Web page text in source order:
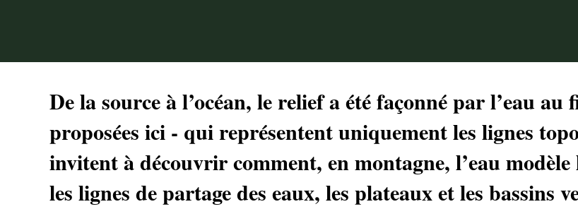
De la source à l’océan, le relief a été façonné par l’eau au
proposées ici - qui représentent uniquement les lignes
invitent à découvrir comment, en montagne, l’eau
les lignes de partage des eaux, les plateaux et les bassins